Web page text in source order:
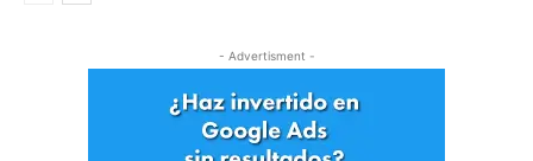
- Advertisment -